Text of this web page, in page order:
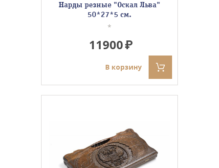
Нарды резные "Оскал Льва"
50*27*5 см.
*
11900
В корзину